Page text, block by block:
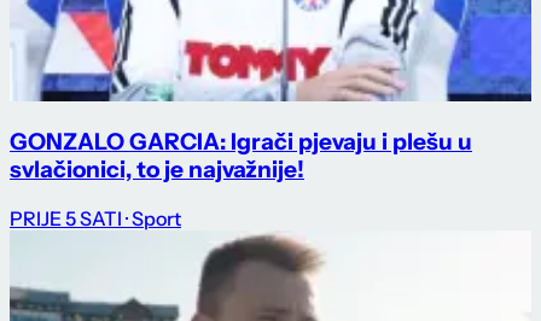
GONZALO GARCIA: Igrači pjevaju i plešu u
svlačionici, to je najvažnije!
PRIJE 5 SATI · Sport